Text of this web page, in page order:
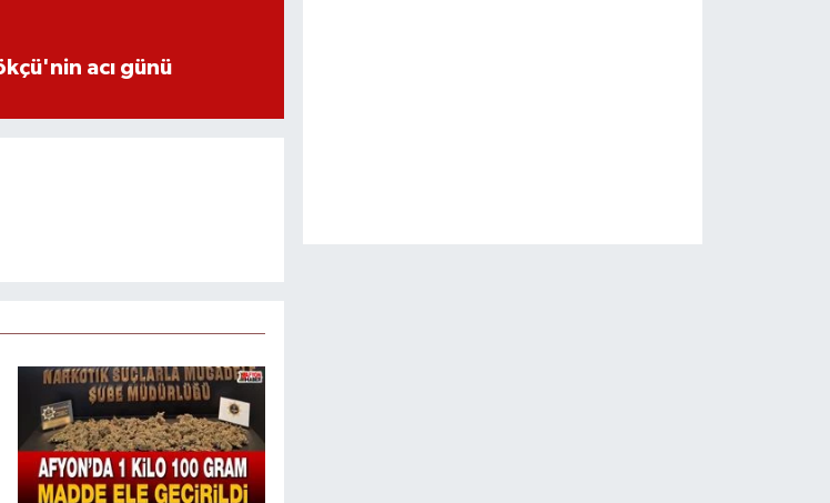
acı günü